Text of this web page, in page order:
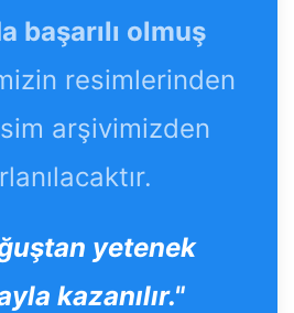
başarılı olmuş
resimlerinden
arşivimizden
yetenek
kazanılır."